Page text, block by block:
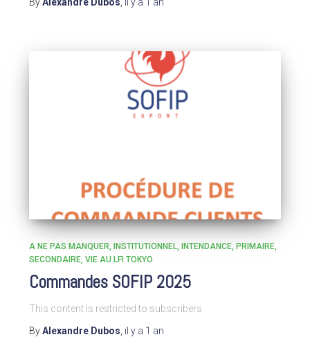
A NE PAS MANQUER INSTITUTIONNEL INTENDANCE PRIMAIRE
SECONDAIRE VIE AU LFI TOKYO
Commandes SOFIP 2025
This content is restricted to subscribers
ByAlexandre Dubos il y a 1 an